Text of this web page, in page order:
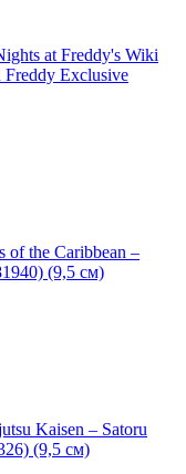
at Freddy's Wiki
Freddy Exclusive
of the Caribbean –
(9,5 см)
Kaisen – Satoru
(9,5 см)